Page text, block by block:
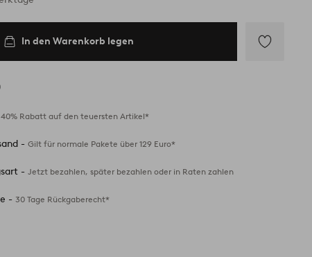
In den Warenkorb legen
40% Rabatt auf den teuersten Artikel*
-Gilt für normale Pakete über 129 Euro*
-Jetzt bezahlen, später bezahlen oder in Raten zahlen
-30 Tage Rückgaberecht*